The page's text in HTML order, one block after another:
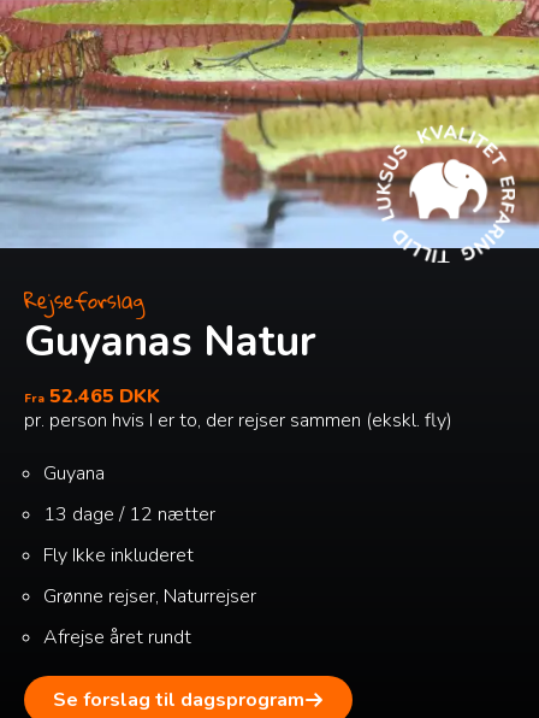
Rejseforslag
Guyanas Natur
Fra 52.465 DKK
pr. person hvis I er to, der rejser sammen (ekskl. fly)
Guyana
13 dage / 12 nætter
Fly Ikke inkluderet
Grønne rejser, Naturrejser
Afrejse året rundt
Se forslag til dagsprogram